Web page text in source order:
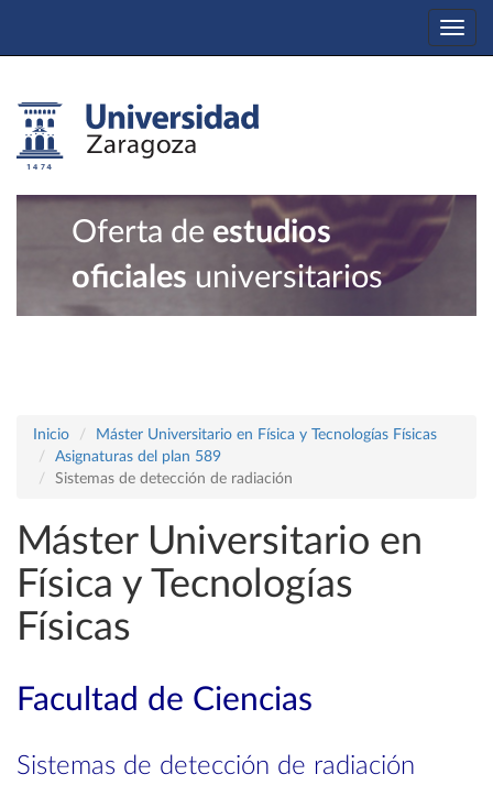
Oferta de estudios
oficiales universitarios
Inicio
Máster Universitario en Física y Tecnologías Físicas
Asignaturas del plan 589
Sistemas de detección de radiación
Máster Universitario en
Física y Tecnologías
Físicas
Facultad de Ciencias
Sistemas de detección de radiación